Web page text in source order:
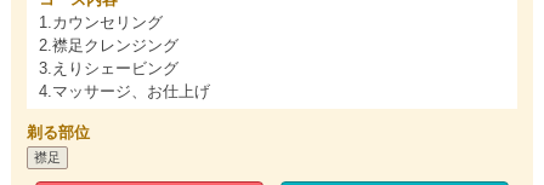
1.カウンセリング
2.襟足クレンジング
3.えりシェービング
4.マッサージ、お仕上げ
剃る部位
襟足